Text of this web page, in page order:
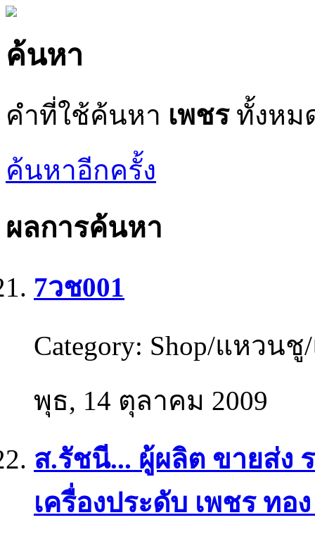
ค้นหา
คำที่ใช้ค้นหา เพชรทั้งหม
ค้นหาอีกครั้ง
ผลการค้นหา
7วช001
Category: Shop/แหวน
พุธ, 14 ตุลาคม 2009
ส.รัชนี... ผู้ผลิต ขายส่ง
เครื่องประดับ เพชร ท